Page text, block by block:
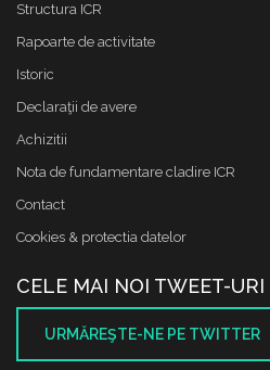
Structura ICR
Rapoarte de activitate
Istoric
Declaraţii de avere
Achizitii
Nota de fundamentare cladire ICR
Contact
Cookies & protectia datelor
CELE MAI NOI TWEET-URI
URMĂREŞTE-NE PE TWITTER